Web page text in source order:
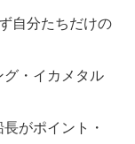
自分たちだけの
グ・イカメタル
がポイント・